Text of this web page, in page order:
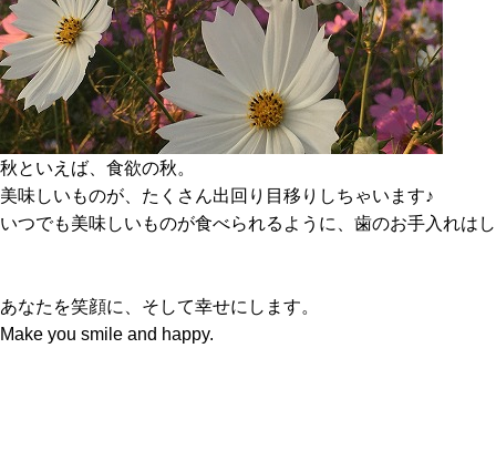
秋といえば、食欲の秋。
美味しいものが、たくさん出回り目移りしちゃいます♪
いつでも美味しいものが食べられるように、歯のお手入れは
あなたを笑顔に、そして幸せにします。
Make you smile and happy.